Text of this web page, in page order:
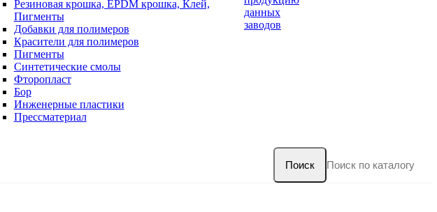
Резиновая крошка, EPDM крошка, Клей,
Пигменты
Добавки для полимеров
Красители для полимеров
Пигменты
Синтетические смолы
Фторопласт
Бор
Инженерные пластики
Прессматериал
данных
заводов
Поиск